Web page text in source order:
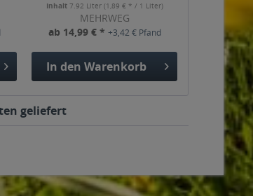
Inhalt 7.92 Liter (1,89 € * / 1 Liter)
MEHRWEG
ab 14,99 € * +3,42 € Pfand
In den Warenkorb
geliefert